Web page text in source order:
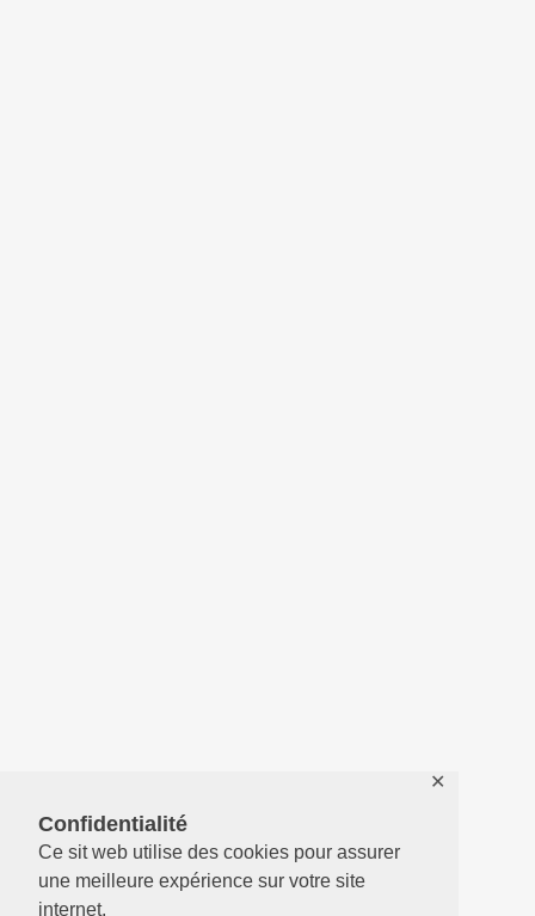
Confidentialité
Ce sit web utilise des cookies pour assurer
une meilleure expérience sur votre site
internet.
✕